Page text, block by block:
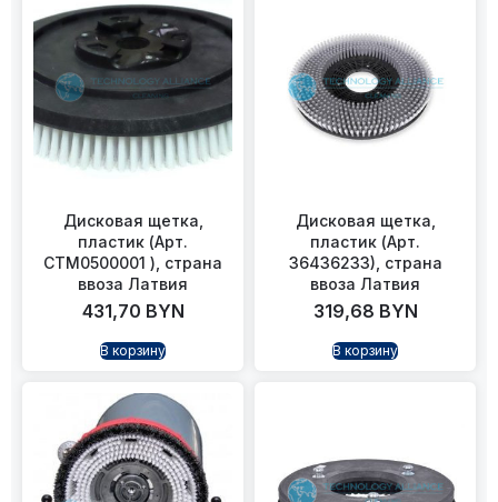
Дисковая щетка,
пластик (Арт.
CTM0500001 ), страна
ввоза Латвия
431,70 BYN
В корзину
Дисковая щетка,
пластик (Арт.
36436233), страна
ввоза Латвия
319,68 BYN
В корзину